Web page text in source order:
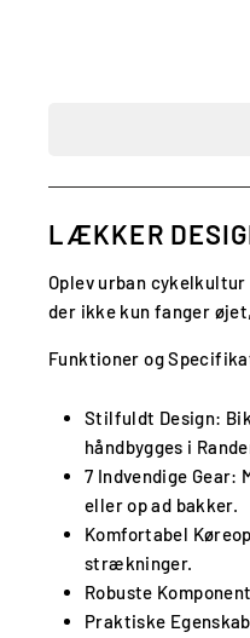
LÆKKER
Oplev urban cykelkultur
der ikke kun fanger
Funktioner og
Stilfuldt Design:
håndbygges i
7 Indvendige Gear:
eller op ad bakker.
Komfortabel
strækninger.
Robuste
Praktiske